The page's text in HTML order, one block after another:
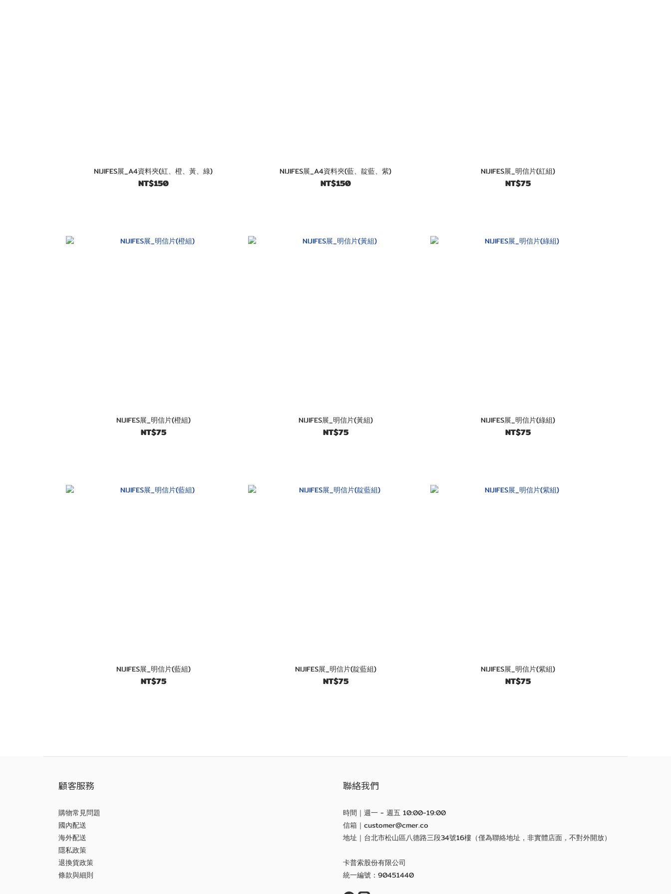
NIJIFES展_A4資料夾(紅、橙、黃、綠)
NT$150
NIJIFES展_A4資料夾(藍、靛藍、紫)
NT$150
NIJIFES展_明信片(紅組)
NT$75
NIJIFES展_明信片(橙組)
NT$75
NIJIFES展_明信片(黃組)
NT$75
NIJIFES展_明信片(綠組)
NT$75
NIJIFES展_明信片(藍組)
NT$75
NIJIFES展_明信片(靛藍組)
NT$75
NIJIFES展_明信片(紫組)
NT$75
顧客服務
購物常見問題
國內配送
海外配送
隱私政策
退換貨政策
條款與細則
聯絡我們
時間｜週一 - 週五 10:00-19:00
信箱｜customer@cmer.co
地址｜台北市松山區八德路三段34號16樓（僅為聯絡地址，非實體店面，不對外開放）
卡普索股份有限公司
統一編號：90451440